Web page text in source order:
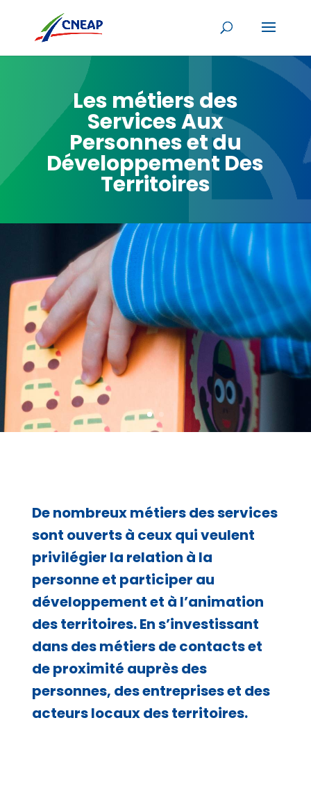
Les métiers des
Services Aux
Personnes et du
Développement Des
Territoires
De nombreux métiers des services
sont ouverts à ceux qui veulent
privilégier la relation à la
personne et participer au
développement et à l’animation
des territoires. En s’investissant
dans des métiers de contacts et
de proximité auprès des
personnes, des entreprises et des
acteurs locaux des territoires.